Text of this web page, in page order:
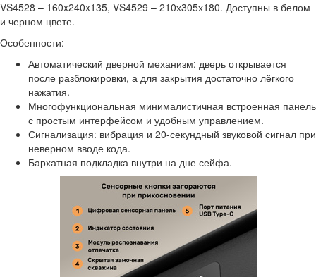
VS4528 – 160x240x135, VS4529 – 210х305х180. Доступны в белом
и черном цвете.
Особенности:
Автоматический дверной механизм: дверь открывается
после разблокировки, а для закрытия достаточно лёгкого
нажатия.
Многофункциональная минималистичная встроенная панель
с простым интерфейсом и удобным управлением.
Сигнализация: вибрация и 20-секундный звуковой сигнал при
неверном вводе кода.
Бархатная подкладка внутри на дне сейфа.